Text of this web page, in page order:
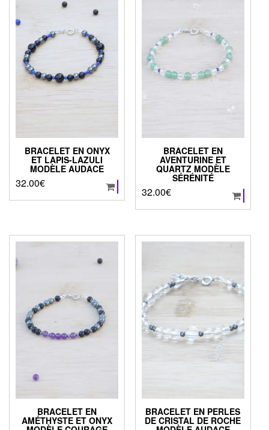
BRACELET EN ONYX
ET LAPIS-LAZULI
MODÈLE AUDACE
32.00€
BRACELET EN
AVENTURINE ET
QUARTZ MODÈLE
SÉRÉNITÉ
32.00€
BRACELET EN
AMÉTHYSTE ET ONYX
BRACELET EN PERLES
DE CRISTAL DE ROCHE